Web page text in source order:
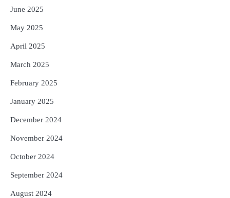
June 2025
May 2025
April 2025
March 2025
February 2025
January 2025
December 2024
November 2024
October 2024
September 2024
August 2024